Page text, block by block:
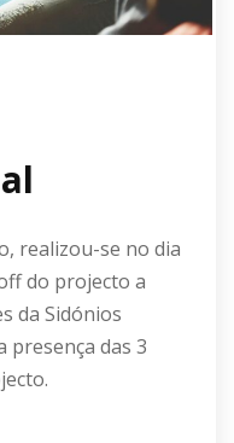
realizou-se no dia
do projecto a
da Sidónios
presença das 3